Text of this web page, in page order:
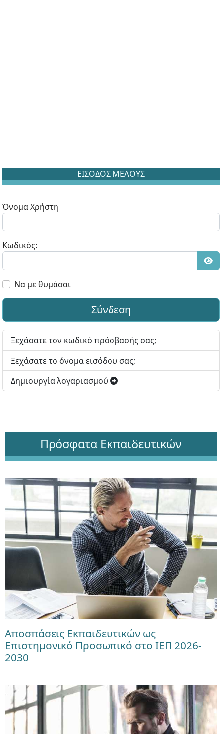
ΕΙΣΟΔΟΣ ΜΕΛΟΥΣ
Όνομα Χρήστη
Κωδικός:
Να με θυμάσαι
Σύνδεση
Ξεχάσατε τον κωδικό πρόσβασής σας;
Ξεχάσατε το όνομα εισόδου σας;
Δημιουργία λογαριασμού
Πρόσφατα Εκπαιδευτικών
Αποσπάσεις Εκπαιδευτικών ως
Επιστημονικό Προσωπικό στο ΙΕΠ 2026-
2030